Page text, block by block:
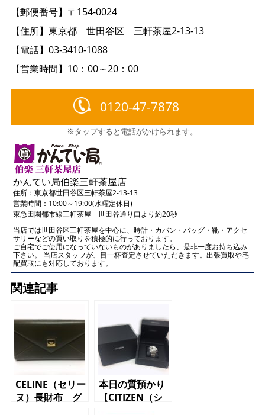
【郵便番号】〒154-0024
【住所】東京都 世田谷区 三軒茶屋2-13-13
【電話】03-3410-1088
【営業時間】10：00～20：00
0120-47-7878
※タップすると電話がかけられます。
かんてい局伯楽三軒茶屋店
住所： 東京都世田谷区三軒茶屋2-13-13
営業時間：10:00～19:00(水曜定休日)
東急田園都市線三軒茶屋 世田谷通り口より約20秒
当店では世田谷区三軒茶屋を中心に、時計・カバン・バッグ・靴・アクセ
サリーなどの買い取りを積極的に行っております。
ご自宅でご使用になっていないものがありましたら、是非一度お持ち込み
下さい。 当店スタッフが、目一杯査定させていただきます。出張買取や宅
配買取にも対応しております。
関連記事
CELINE（セリー
ヌ）長財布 グ
本日の質預かり
【CITIZEN（シ